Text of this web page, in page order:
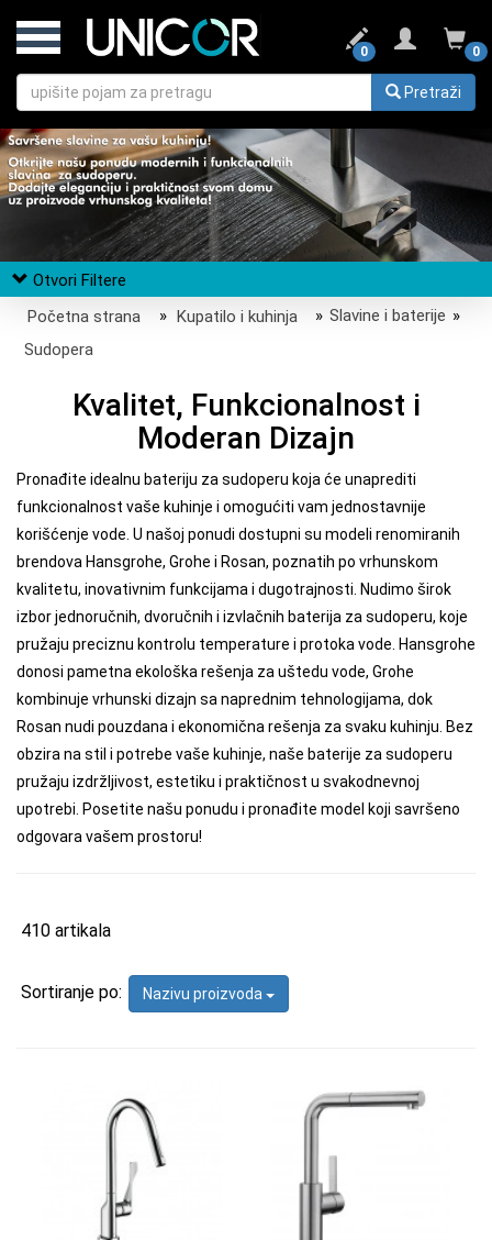
0
0
Pretraži
Otvori Filtere
Početna strana
» Kupatilo i kuhinja » Slavine i baterije »
Sudopera
Kvalitet, Funkcionalnost i
Moderan Dizajn
Pronađite idealnu bateriju za sudoperu koja će unaprediti
funkcionalnost vaše kuhinje i omogućiti vam jednostavnije
korišćenje vode. U našoj ponudi dostupni su modeli renomiranih
brendova Hansgrohe, Grohe i Rosan, poznatih po vrhunskom
kvalitetu, inovativnim funkcijama i dugotrajnosti. Nudimo širok
izbor jednoručnih, dvoručnih i izvlačnih baterija za sudoperu, koje
pružaju preciznu kontrolu temperature i protoka vode. Hansgrohe
donosi pametna ekološka rešenja za uštedu vode, Grohe
kombinuje vrhunski dizajn sa naprednim tehnologijama, dok
Rosan nudi pouzdana i ekonomična rešenja za svaku kuhinju. Bez
obzira na stil i potrebe vaše kuhinje, naše baterije za sudoperu
pružaju izdržljivost, estetiku i praktičnost u svakodnevnoj
upotrebi. Posetite našu ponudu i pronađite model koji savršeno
odgovara vašem prostoru!
410 artikala
Sortiranje po: Nazivu proizvoda